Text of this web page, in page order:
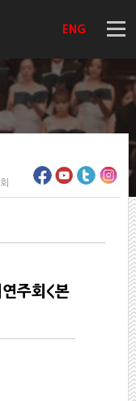
ENG
주회<본